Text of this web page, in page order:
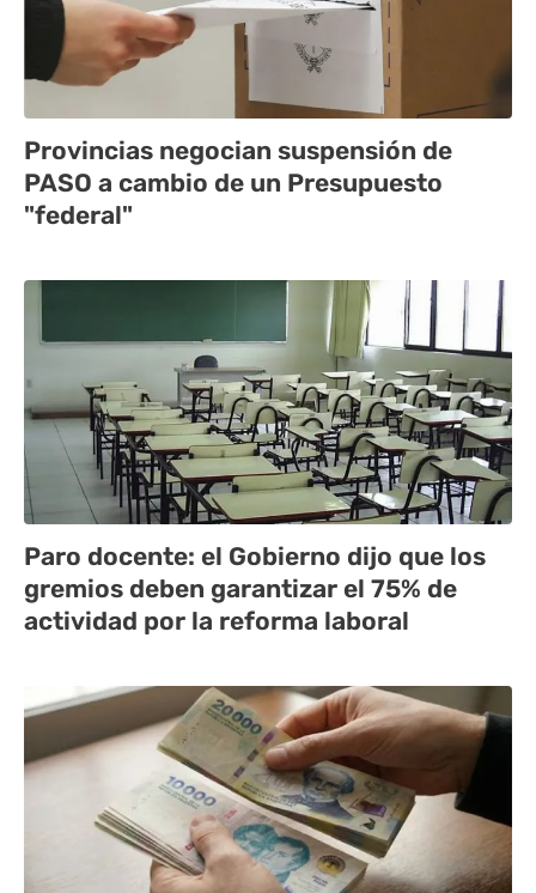
Provincias negocian suspensión de
PASO a cambio de un Presupuesto
"federal"
Paro docente: el Gobierno dijo que los
gremios deben garantizar el 75% de
actividad por la reforma laboral